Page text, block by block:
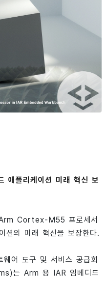
애플리케이션 미래 혁신 보
Cortex-M55 프로세서
션의 미래 혁신을 보장한다.
웨어 도구 및 서비스 공급회
는 Arm 용 IAR 임베디드